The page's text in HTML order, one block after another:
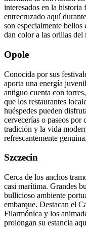
interesados en la historia
entrecruzado aquí
son especialmente
dan color a las orillas del
Opole
Conocida por sus
aporta una energía
antiguo cuenta con
que los restaurantes
huéspedes pueden
cervecerías o paseos
tradición y la vida
refrescantemente genuina.
Szczecin
Cerca de los anchos
casi marítima. Grandes
bullicioso ambiente
embarque. Destacan el
Filarmónica y los
prolongan su estancia